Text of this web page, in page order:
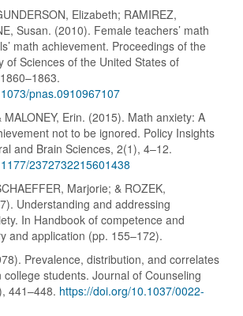
Elizabeth; RAMIREZ,
Susan. (2010). Female teachers’ math
math achievement. Proceedings of the
of Sciences of the United States of
pnas.0910967107
MALONEY, Erin. (2015). Math anxiety: A
not to be ignored. Policy Insights
and Brain Sciences, 2(1), 4–12.
2372732215601438
Marjorie; & ROZEK,
Understanding and addressing
In Handbook of competence and
and application (pp. 155–172).
Prevalence, distribution, and correlates
students. Journal of Counseling
441–448. https://doi.org/10.1037/0022-